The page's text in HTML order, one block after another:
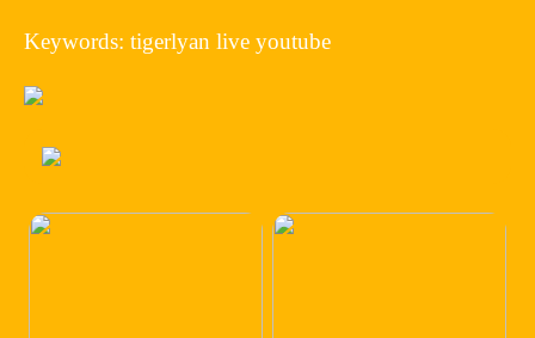
Keywords: tigerlyan live youtube